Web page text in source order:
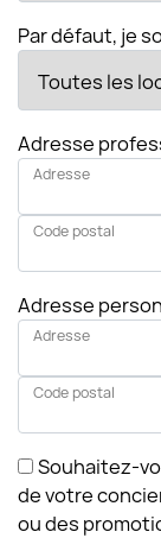
Par défaut, je
Adresse
Adresse
Code postal
Adresse
Adresse
Code postal
Souhaitez-
de votre
ou des